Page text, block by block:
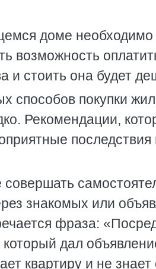
доме необходимо
возможность
и стоить она будет
способов покупки
Рекомендации,
знакомых или
фраза:
который дал
квартиру и не знает